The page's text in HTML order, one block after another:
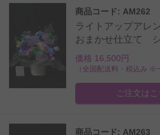
商品コード: AM262
ライトアップアレ
おまかせ仕立て シ
価格 16,500円
（全国配送料・税込み ※
ご注文はこ
商品コード: AM263